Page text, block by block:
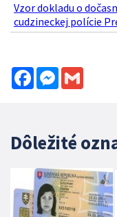
Vzor dokladu o
cudzineckej polície
FacebookMessenger
Dôležité